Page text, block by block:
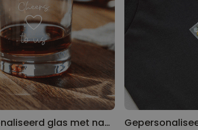
Gepersonaliseerd glas met naam en symbool